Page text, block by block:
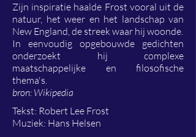
Zijn inspiratie haalde Frost vooral uit de
natuur, het weer en het landschap van
New England, de streek waar hij woonde.
In eenvoudig opgebouwde gedichten
onderzoekt hij complexe
maatschappelijke en filosofische
thema's.
bron: Wikipedia
Tekst: Robert Lee Frost
Muziek: Hans Helsen